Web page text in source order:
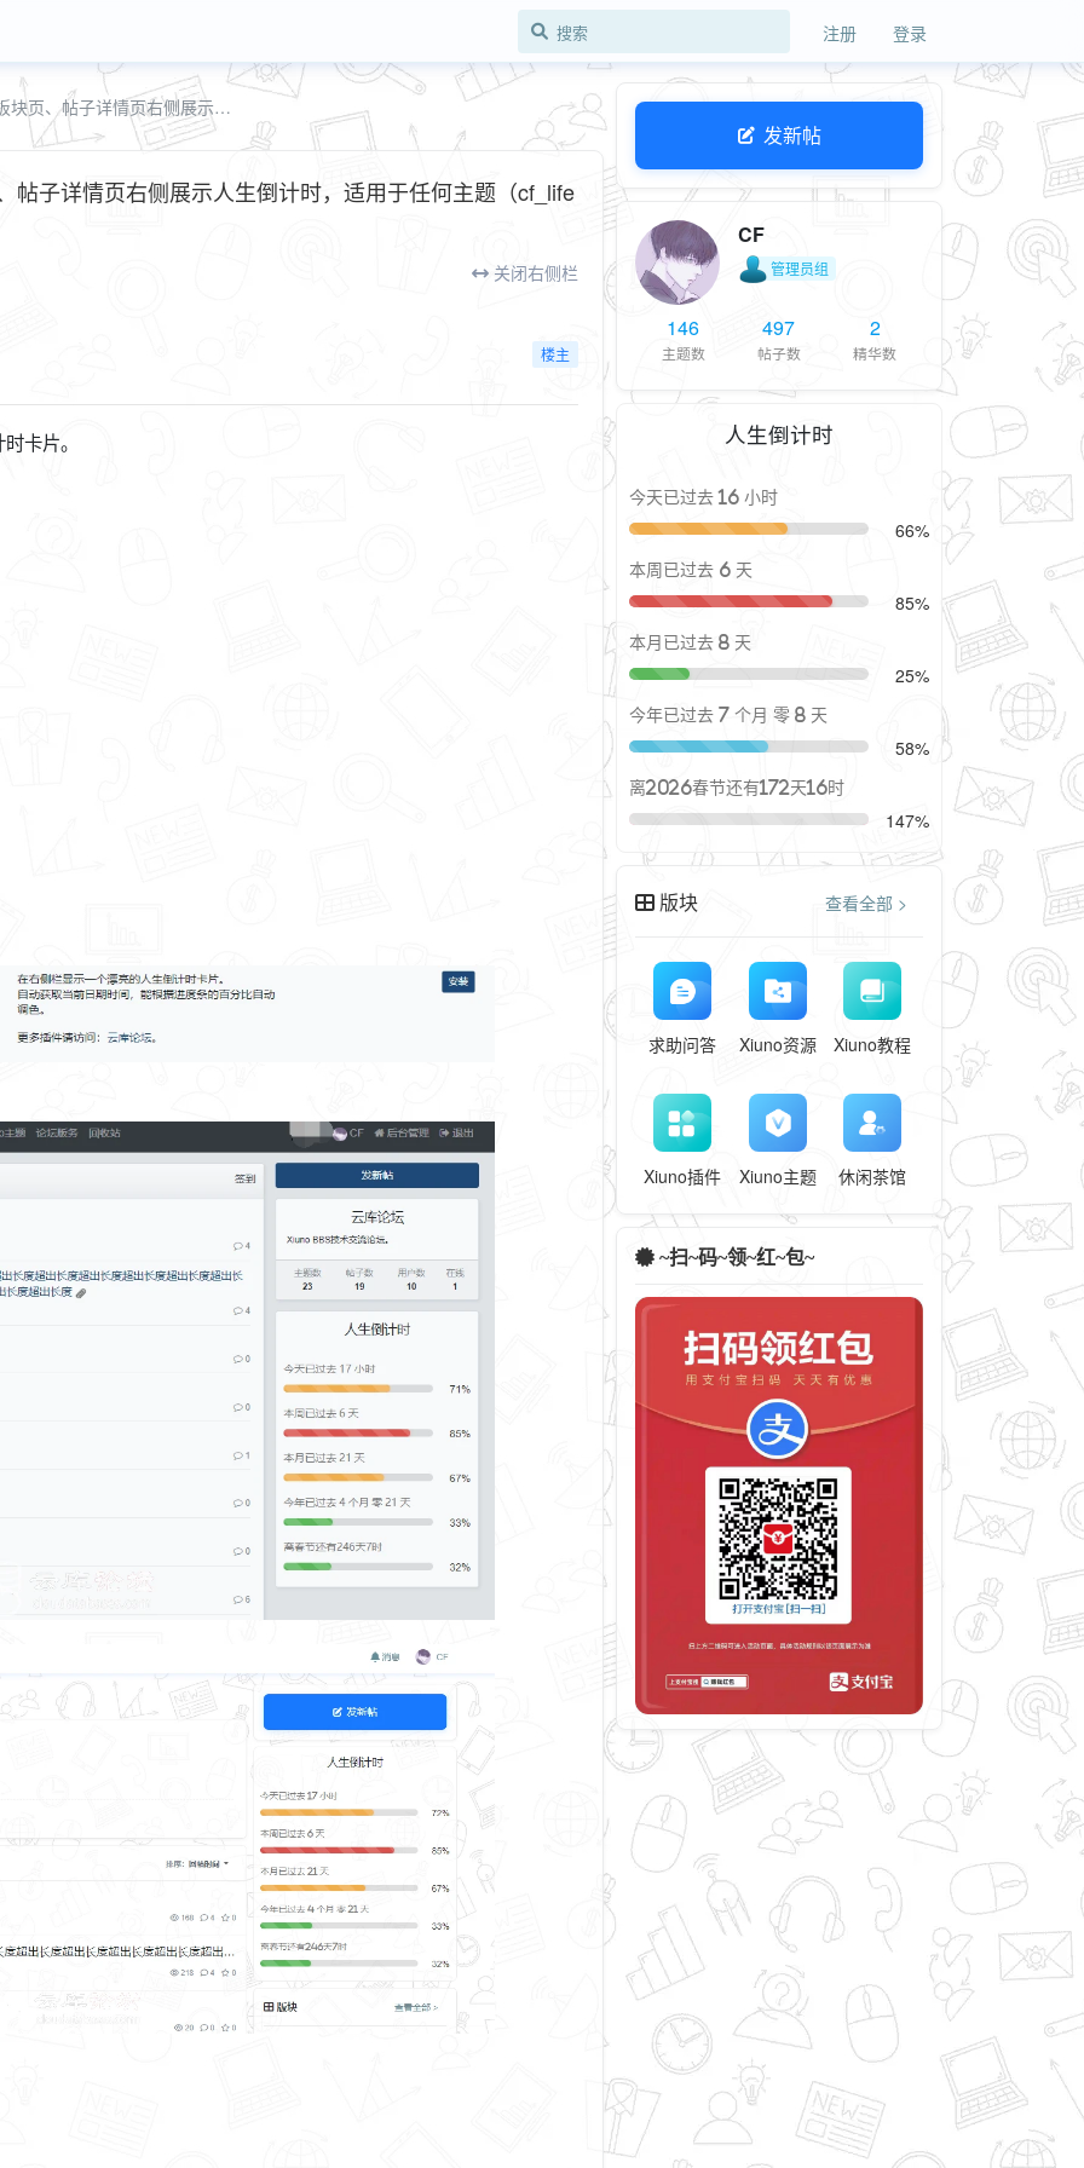
注册 登录
人生倒计时卡片插件，在首页、板块页、帖子详情页右侧展示人生倒计时，适用于任何主题（cf_life_countdown）
帖子详情页右侧展示人生倒计时，适用于任何主题（cf_life
关闭右侧栏
楼主
卡片。
发新帖
CF
管理员组
146
主题数
497
帖子数
2
精华数
人生倒计时
今天已过去 16 小时
66%
本周已过去 6 天
85%
本月已过去 8 天
25%
今年已过去 7 个月 零 8 天
58%
离2026春节还有172天16时
147%
版块 查看全部 >
求助问答 Xiuno资源 Xiuno教程
Xiuno插件 Xiuno主题 休闲茶馆
~扫~码~领~红~包~